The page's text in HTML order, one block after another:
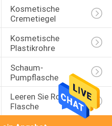
Kosmetische
Cremetiegel
Kosmetische
Plastikrohre
Schaum-
Pumpflasche
Leeren Sie Rolle Auf
Flasche